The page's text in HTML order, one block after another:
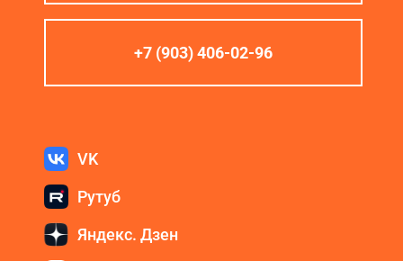
+7 (903) 406-02-96
VK
Рутуб
Яндекс. Дзен